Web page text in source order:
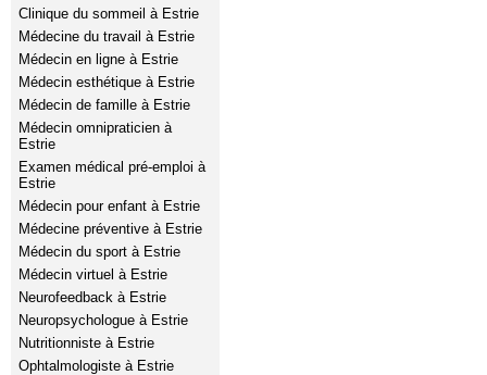
Clinique du sommeil à Estrie
Médecine du travail à Estrie
Médecin en ligne à Estrie
Médecin esthétique à Estrie
Médecin de famille à Estrie
Médecin omnipraticien à
Estrie
Examen médical pré-emploi à
Estrie
Médecin pour enfant à Estrie
Médecine préventive à Estrie
Médecin du sport à Estrie
Médecin virtuel à Estrie
Neurofeedback à Estrie
Neuropsychologue à Estrie
Nutritionniste à Estrie
Ophtalmologiste à Estrie